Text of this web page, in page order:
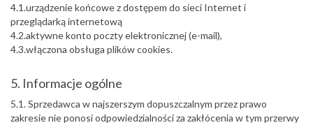
4.1.urządzenie końcowe z dostępem do sieci Internet i
przeglądarką internetową
4.2.aktywne konto poczty elektronicznej (e-mail),
4.3.włączona obsługa plików cookies.
5. Informacje ogólne
5.1. Sprzedawca w najszerszym dopuszczalnym przez prawo
zakresie nie ponosi odpowiedzialności za zakłócenia w tym przerwy